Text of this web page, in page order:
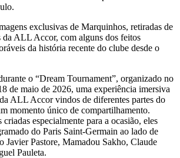
exclusivas de Marquinhos, retiradas de
da ALL Accor, com alguns dos feitos
da história recente do clube desde o
o “Dream Tournament”, organizado no
de maio de 2026, uma experiência imersiva
ALL Accor vindos de diferentes partes do
momento único de compartilhamento.
especialmente para a ocasião, eles
do Paris Saint-Germain ao lado de
Javier Pastore, Mamadou Sakho, Claude
Pauleta.